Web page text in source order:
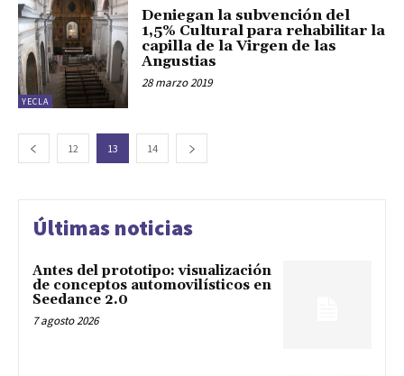
YECLA
Deniegan la subvención del
1,5% Cultural para rehabilitar la
capilla de la Virgen de las
Angustias
28 marzo 2019
12 13 14
Últimas noticias
Antes del prototipo: visualización
de conceptos automovilísticos en
Seedance 2.0
7 agosto 2026